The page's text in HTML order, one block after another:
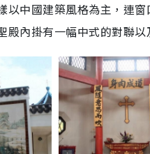
以中國建築風格為主，連
殿內掛有一幅中式的對聯